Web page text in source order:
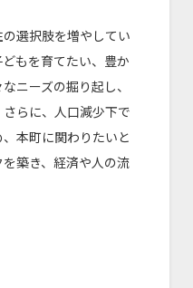
選択肢を増やしてい
もを育てたい、豊か
ニーズの掘り起し、
らに、人口減少下で
本町に関わりたいと
築き、経済や人の流